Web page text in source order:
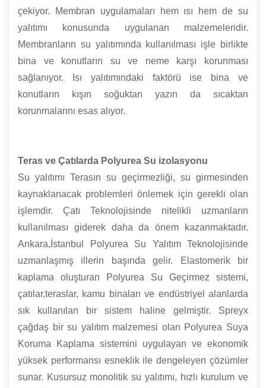
çekiyor. Membran uygulamaları hem ısı hem de su
yalıtımı konusunda uygulanan malzemeleridir.
Membranların su yalıtımında kullanılması işle birlikte
bina ve konutların su ve neme karşı korunması
sağlanıyor. Isı yalıtımındaki faktörü ise bina ve
konutların kışın soğuktan yazın da sıcaktan
korunmalarını esas alıyor.
Teras ve Çatılarda Polyurea Su izolasyonu
Su yalıtımı Terasın su geçirmezliği, su girmesinden
kaynaklanacak problemleri önlemek için gerekli olan
işlemdir. Çatı Teknolojisinde nitelikli uzmanların
kullanılması giderek daha da önem kazanmaktadır.
Ankara,İstanbul Polyurea Su Yalıtım Teknolojisinde
uzmanlaşmış illerin başında gelir. Elastomerik bir
kaplama oluşturan Polyurea Su Geçirmez sistemi,
çatılar,teraslar, kamu binaları ve endüstriyel alanlarda
sık kullanılan bir sistem haline gelmiştir. Spreyx
çağdaş bir su yalıtım malzemesi olan Polyurea Suya
Koruma Kaplama sistemini uygulayan ve ekonomik
yüksek performansı esneklik ile dengeleyen çözümler
sunar. Kusursuz monolitik su yalıtımı, hızlı kurulum ve